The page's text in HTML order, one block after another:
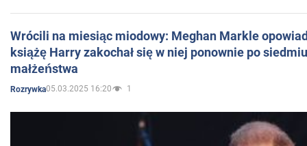
Wrócili na miesiąc miodowy: Meghan Markle
książę Harry zakochał się w niej ponownie po
małżeństwa
Rozrywka05.03.2025 16:20 1